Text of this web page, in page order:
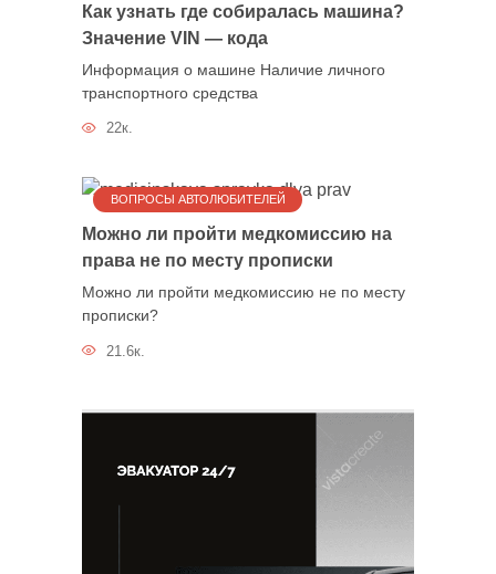
Как узнать где собиралась машина?
Значение VIN — кода
Информация о машине Наличие личного
транспортного средства
22к.
ВОПРОСЫ АВТОЛЮБИТЕЛЕЙ
Можно ли пройти медкомиссию на
права не по месту прописки
Можно ли пройти медкомиссию не по месту
прописки?
21.6к.